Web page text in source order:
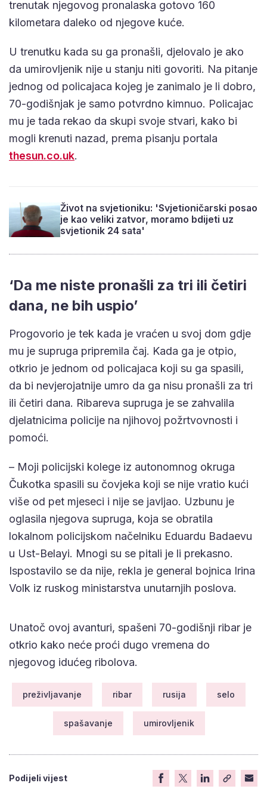
trenutak njegovog pronalaska gotovo 160
kilometara daleko od njegove kuće.
U trenutku kada su ga pronašli, djelovalo je ako
da umirovljenik nije u stanju niti govoriti. Na pitanje
jednog od policajaca kojeg je zanimalo je li dobro,
70-godišnjak je samo potvrdno kimnuo. Policajac
mu je tada rekao da skupi svoje stvari, kako bi
mogli krenuti nazad, prema pisanju portala
thesun.co.uk.
Život na svjetioniku: 'Svjetioničarski posao
je kao veliki zatvor, moramo bdijeti uz
svjetionik 24 sata'
‘Da me niste pronašli za tri ili četiri
dana, ne bih uspio’
Progovorio je tek kada je vraćen u svoj dom gdje
mu je supruga pripremila čaj. Kada ga je otpio,
otkrio je jednom od policajaca koji su ga spasili,
da bi nevjerojatnije umro da ga nisu pronašli za tri
ili četiri dana. Ribareva supruga je se zahvalila
djelatnicima policije na njihovoj požrtvovnosti i
pomoći.
– Moji policijski kolege iz autonomnog okruga
Čukotka spasili su čovjeka koji se nije vratio kući
više od pet mjeseci i nije se javljao. Uzbunu je
oglasila njegova supruga, koja se obratila
lokalnom policijskom načelniku Eduardu Badaevu
u Ust-Belayi. Mnogi su se pitali je li prekasno.
Ispostavilo se da nije, rekla je general bojnica Irina
Volk iz ruskog ministarstva unutarnjih poslova.
Unatoč ovoj avanturi, spašeni 70-godišnji ribar je
otkrio kako neće proći dugo vremena do
njegovog idućeg ribolova.
preživljavanje ribar rusija selo
spašavanje umirovljenik
Podijeli vijest